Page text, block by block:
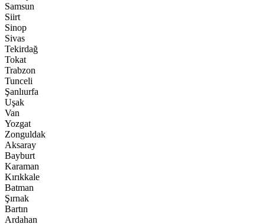
Samsun
Siirt
Sinop
Sivas
Tekirdağ
Tokat
Trabzon
Tunceli
Şanlıurfa
Uşak
Van
Yozgat
Zonguldak
Aksaray
Bayburt
Karaman
Kırıkkale
Batman
Şırnak
Bartın
Ardahan